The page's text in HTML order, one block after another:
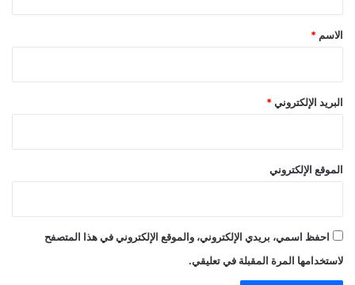
*
الاسم *
البريد الإلكتروني *
الموقع الإلكتروني
احفظ اسمي، بريدي الإلكتروني، والموقع الإلكتروني في هذا المتصفح
لاستخدامها المرة المقبلة في تعليقي.